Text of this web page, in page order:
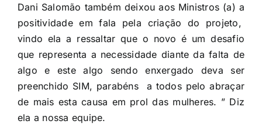
Dani Salomão também deixou aos Ministros (a) a
positividade em fala pela criação do projeto,
vindo ela a ressaltar que o novo é um desafio
que representa a necessidade diante da falta de
algo e este algo sendo enxergado deva ser
preenchido SIM, parabéns a todos pelo abraçar
de mais esta causa em prol das mulheres. ” Diz
ela a nossa equipe.